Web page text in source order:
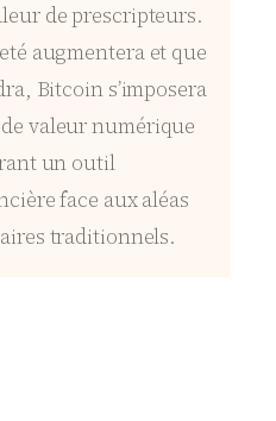
de prescripteurs.
augmentera et que
Bitcoin s’imposera
valeur numérique
un outil
face aux aléas
traditionnels.